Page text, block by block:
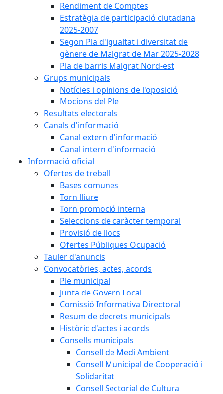
Rendiment de Comptes
Estratègia de participació ciutadana
2025-2007
Segon Pla d'igualtat i diversitat de
gènere de Malgrat de Mar 2025-2028
Pla de barris Malgrat Nord-est
Grups municipals
Notícies i opinions de l'oposició
Mocions del Ple
Resultats electorals
Canals d'informació
Canal extern d'informació
Canal intern d'informació
Informació oficial
Ofertes de treball
Bases comunes
Torn lliure
Torn promoció interna
Seleccions de caràcter temporal
Provisió de llocs
Ofertes Públiques Ocupació
Tauler d'anuncis
Convocatòries, actes, acords
Ple municipal
Junta de Govern Local
Comissió Informativa Directoral
Resum de decrets municipals
Històric d'actes i acords
Consells municipals
Consell de Medi Ambient
Consell Municipal de Cooperació i
Solidaritat
Consell Sectorial de Cultura